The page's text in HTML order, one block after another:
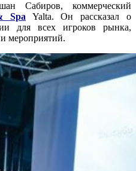
Сабиров, коммерческий
SpaYalta. Он рассказал о
для всех игроков рынка,
мероприятий.